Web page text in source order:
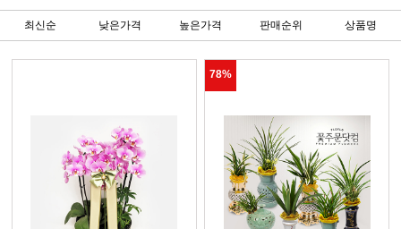
최신순 낮은가격 높은가격 판매순위 상품명
78%